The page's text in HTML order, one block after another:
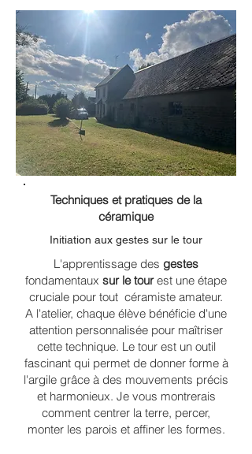
Techniques et pratiques de la
céramique
Initiation aux gestes sur le tour
L'apprentissage des gestes
fondamentaux sur le tourest une étape
cruciale pour tout céramiste amateur.
A l'atelier, chaque élève bénéficie d'une
attention personnalisée pour maîtriser
cette technique. Le tour est un outil
fascinant qui permet de donner forme à
l'argile grâce à des mouvements précis
et harmonieux. Je vous montrerais
comment centrer la terre, percer,
monter les parois et affiner les formes.